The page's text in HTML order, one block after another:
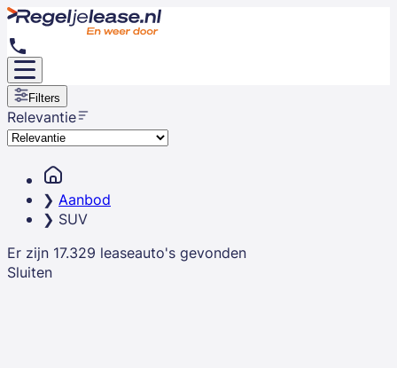
Filters
Relevantie
Aanbod
SUV
Er zijn 17.329 leaseauto's gevonden
Sluiten